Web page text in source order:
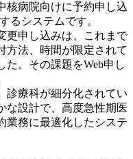
核病院向けに予約申し込
るシステムです。
更申し込みは、これまで
方法、時間が限定されて
た。その課題をWeb申し
診療科が細分化されてい
な設計で、高度急性期医
業務に最適化したシステ